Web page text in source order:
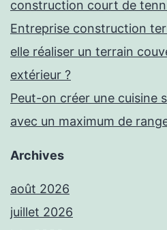
construction court de
Entreprise construction
elle réaliser un terrain
extérieur ?
Peut-on créer une cuisine
avec un maximum de
Archives
août 2026
juillet 2026